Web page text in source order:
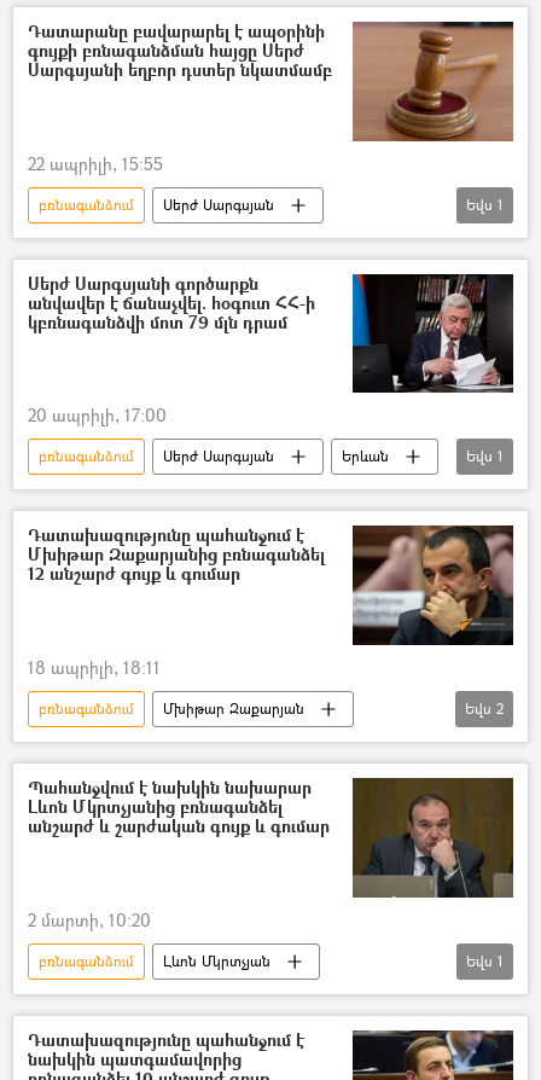
Պատգամավոր
գույք
Ապօրինի
Աղվան Հովսեփյան
Դատարանը բավարարել է ապօրինի
գույքի բռնագանձման հայցը Սերժ
Սարգսյանի եղբոր դստեր նկատմամբ
22 ապրիլի, 15:55
բռնագանձում
Սերժ Սարգսյան
Հակակոռուպցիոն դատարան
Եվս 1
Սերժ Սարգսյանի գործարքն
անվավեր է ճանաչվել. հօգուտ ՀՀ-ի
կբռնագանձվի մոտ 79 մլն դրամ
20 ապրիլի, 17:00
բռնագանձում Սերժ Սարգսյան
Երևան
ՀՀ դատախազություն
Եվս 1
Դատախազությունը պահանջում է
Մխիթար Զաքարյանից բռնագանձել
12 անշարժ գույք և գումար
18 ապրիլի, 18:11
բռնագանձում
Մխիթար Զաքարյան
ՀՀ գլխավոր դատախազություն
գույք
Եվս 2
Պահանջվում է նախկին նախարար
Լևոն Մկրտչյանից բռնագանձել
անշարժ և շարժական գույք և գումար
2 մարտի, 10:20
բռնագանձում
Լևոն Մկրտչյան
ՀՀ դատախազություն
Եվս 1
Դատախազությունը պահանջում է
նախկին պատգամավորից